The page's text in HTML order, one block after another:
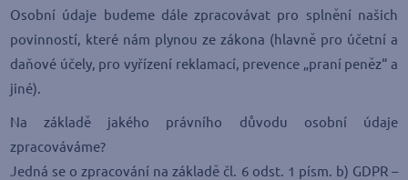
Osobní údaje budeme dále zpracovávat pro splnění našich
povinností, které nám plynou ze zákona (hlavně pro účetní a
daňové účely, pro vyřízení reklamací, prevence „praní peněz“ a
jiné).
Na základě jakého právního důvodu osobní údaje
zpracováváme?
Jedná se o zpracování na základě čl. 6 odst. 1 písm. b) GDPR –